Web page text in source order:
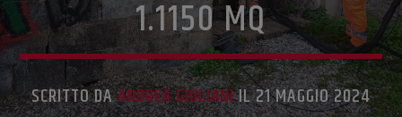
1.1150 MQ
SCRITTO DAANDREA GIULIANIIL 21 MAGGIO 2024